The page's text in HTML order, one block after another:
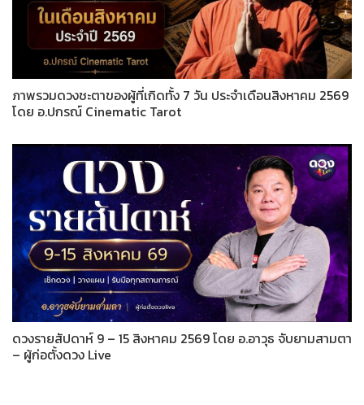
ภาพรวมดวงชะตาของผู้ที่เกิดทั้ง 7 วัน ประจำเดือนสิงหาคม 2569
โดย อ.ปกรณ์ Cinematic Tarot
ดวงรายสัปดาห์ 9 – 15 สิงหาคม 2569 โดย อ.อาวุธ จับยามสามตา
– ผู้ก่อตั้งดวง Live